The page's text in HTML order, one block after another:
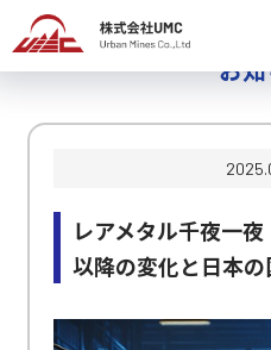
お
レアメタル千夜
以降の変化と日本